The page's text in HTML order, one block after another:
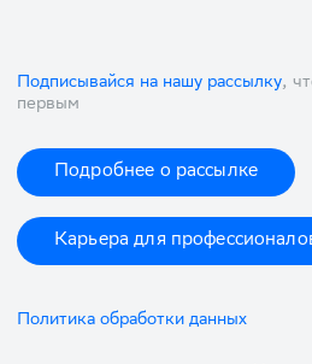
Подписывайся на нашу рассылку,
первым
Подробнее о рассылке
Карьера для
Политика обработки данных